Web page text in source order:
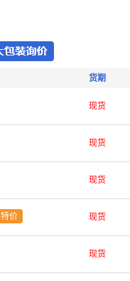
货期
现货
现货
现货
特价 现货
现货